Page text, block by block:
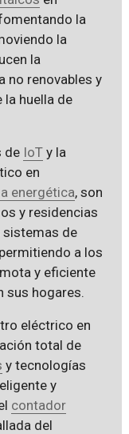
la
la
la
no renovables y
la huella de
de IoTy la
en
energética, son
y residencias
sistemas de
a los
y eficiente
sus hogares.
eléctrico en
total de
y tecnologías
y
contador
del